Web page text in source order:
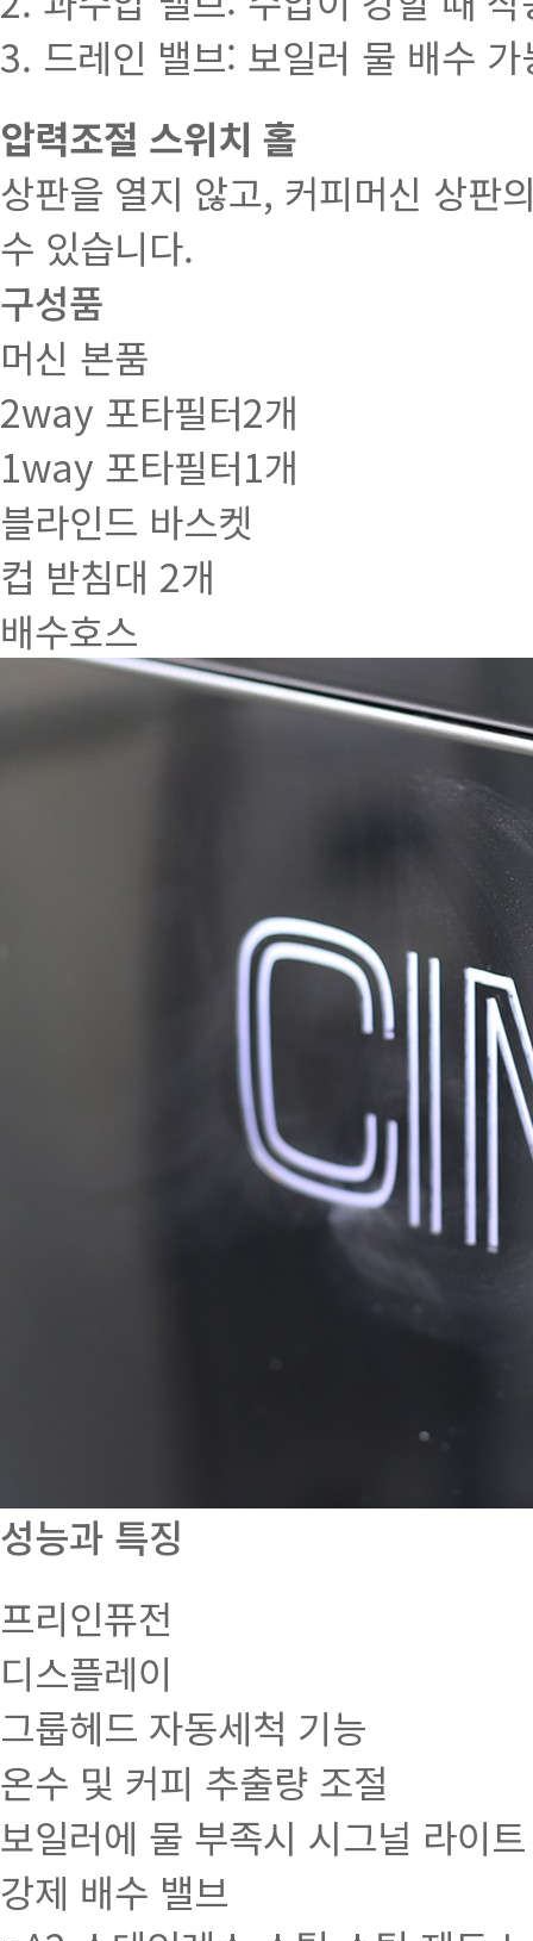
3. 드레인 밸브: 보일러 물 배수 가
압력조절 스위치 홀
상판을 열지 않고, 커피머신 상판
수 있습니다.
구성품
머신 본품
2way 포타필터2개
1way 포타필터1개
블라인드 바스켓
컵 받침대 2개
배수호스
성능과 특징
프리인퓨전
디스플레이
그룹헤드 자동세척 기능
온수 및 커피 추출량 조절
보일러에 물 부족시 시그널 라이
강제 배수 밸브